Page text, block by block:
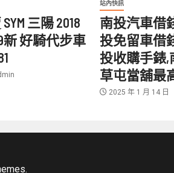
三陽 2018
新 好騎代步車
站內快訊
南投汽車借
投免留車借
投收購手錶,
草屯當舖最
2025 年 1 月 14 日